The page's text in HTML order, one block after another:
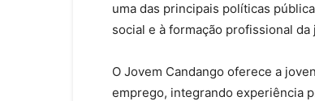
uma das principais políticas
social e à formação profissional da
O Jovem Candango oferece a
emprego, integrando experiência